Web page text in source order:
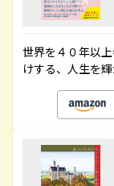
世界を４０年以
けする、人生を